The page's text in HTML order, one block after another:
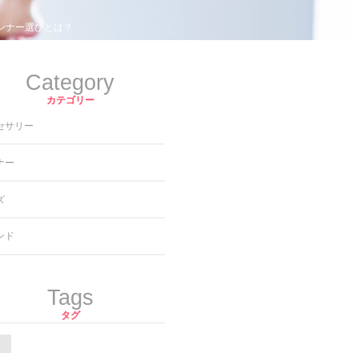
ナー選びとは？
Category
カテゴリー
サリー
ー
ド
Tags
タグ